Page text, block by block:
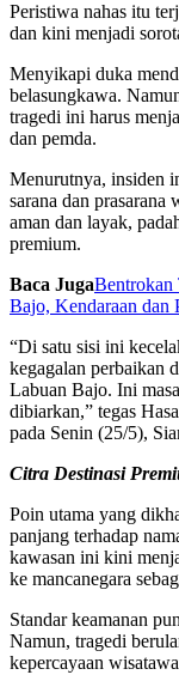
Peristiwa nahas itu
dan kini menjadi
Menyikapi duka
belasungkawa.
tragedi ini harus
dan pemda.
Menurutnya, insiden
sarana dan
aman dan layak,
premium.
Baca JugaBentrokan
Bajo, Kendaraan dan
“Di satu sisi ini
kegagalan perbaikan
Labuan Bajo. Ini
dibiarkan,” tegas
pada Senin (25/5),
Citra Destinasi
Poin utama yang
panjang terhadap
kawasan ini kini
ke mancanegara
Standar keamanan
Namun, tragedi
kepercayaan